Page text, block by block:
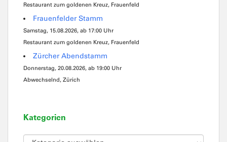
Restaurant zum goldenen Kreuz, Frauenfeld
Frauenfelder Stamm
Samstag, 15.08.2026, ab 17:00 Uhr
Restaurant zum goldenen Kreuz, Frauenfeld
Zürcher Abendstamm
Donnerstag, 20.08.2026, ab 19:00 Uhr
Abwechselnd, Zürich
Kategorien
Kategorien